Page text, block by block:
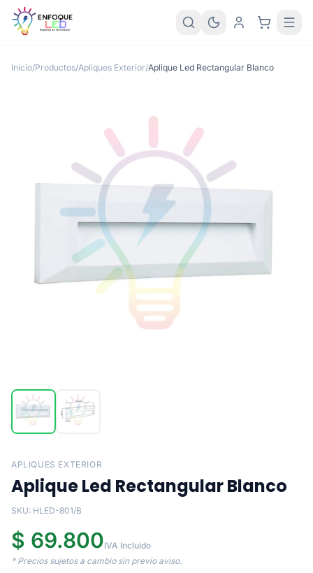
Inicio/Productos/Apliques Exterior/Aplique Led Rectangular Blanco
APLIQUES EXTERIOR
Aplique Led Rectangular Blanco
SKU: HLED-801/B
$ 69.800IVA Incluido
* Precios sujetos a cambio sin previo aviso.